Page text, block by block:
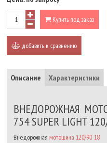
Купить под заказ
добавить к сравнению
Описание Характеристики
ВНЕДОРОЖНАЯ
754 SUPER LIGHT
Внедорожная мотошина 120/90-18